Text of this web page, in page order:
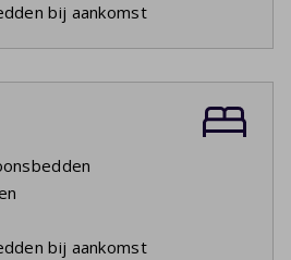
bij aankomst
bij aankomst